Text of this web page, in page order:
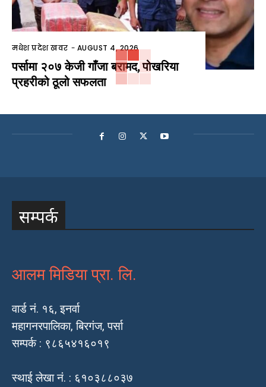
मधेश प्रदेश खवर - AUGUST 4, 2026
पर्सामा २०७ केजी गाँजा बरामद, पोखरिया
प्रहरीको ठूलो सफलता
सम्पर्क
आलम मिडिया प्रा. लि.
वार्ड नं. १६, इनर्वा
महागनरपालिका, बिरगंज, पर्सा
सम्पर्क : ९८६५४१६०१९
स्थाई लेखा नं. : ६१०३८८०३७